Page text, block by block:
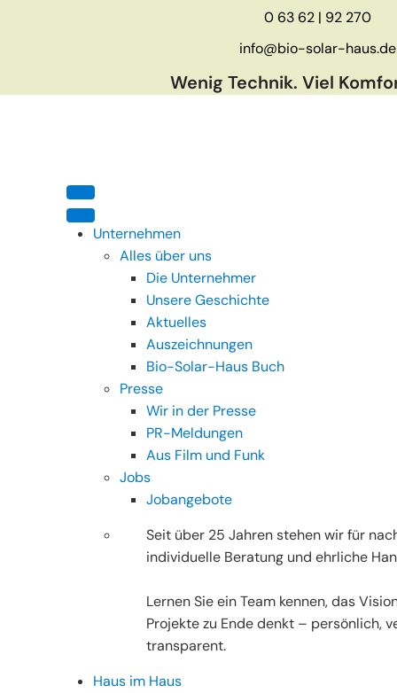
0 63 62 | 92 270
info@bio-solar-haus.de
Wenig Technik. Viel
Unternehmen
Alles über uns
Die Unternehmer
Unsere Geschichte
Aktuelles
Auszeichnungen
Bio-Solar-Haus Buch
Presse
Wir in der Presse
PR-Meldungen
Aus Film und Funk
Jobs
Jobangebote
Seit über 25 Jahren stehen wir für
individuelle Beratung und ehrliche
Lernen Sie ein Team kennen, das
Projekte zu Ende denkt – persönlich,
transparent.
Haus im Haus